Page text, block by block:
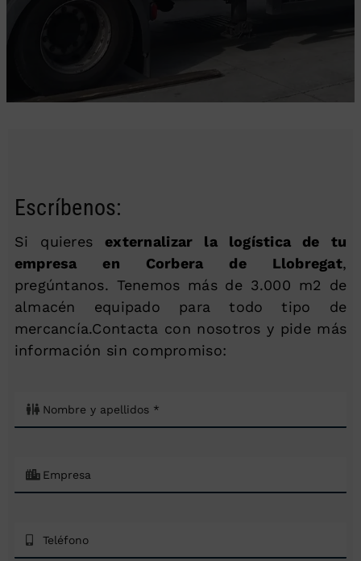
Escríbenos:
Si quieresexternalizar la logística de tu
empresa en Corbera de Llobregat,
pregúntanos. Tenemos más de 3.000 m2 de
almacén equipado para todo tipo de
mercancía.Contacta con nosotros y pide más
información sin compromiso: